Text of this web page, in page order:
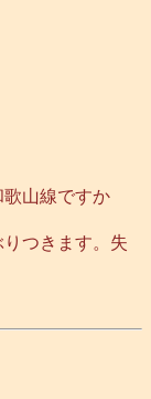
山線ですか
つきます。失